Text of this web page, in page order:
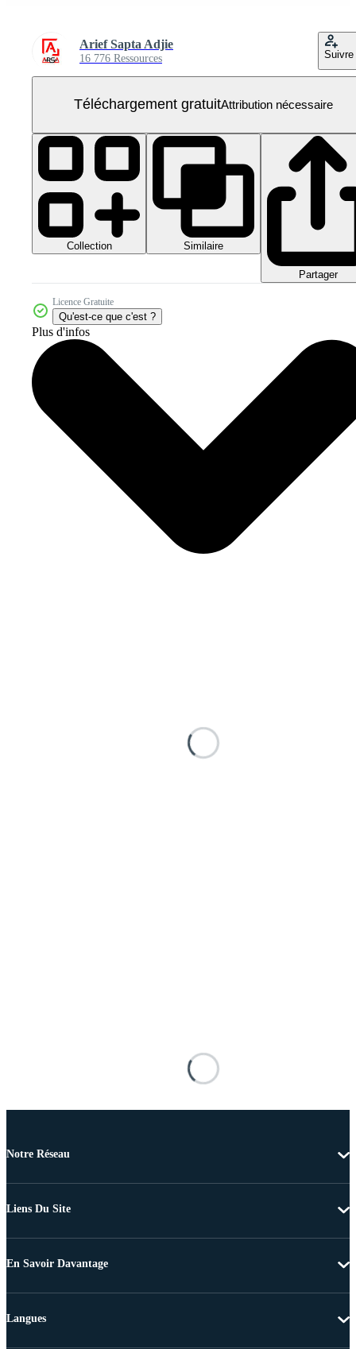
Arief Sapta Adjie
16 776 Ressources Suivre
Téléchargement gratuitAttribution nécessaire
Collection Similaire
Partager
Licence Gratuite
Qu'est-ce que c'est ?
Plus d'infos
Notre Réseau
Liens Du Site
En Savoir Davantage
Langues